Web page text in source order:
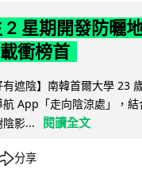
2 星期開發防曬
衝榜首
有遮陰】南韓首爾大學 23
航 App「走向陰涼處」，
陰影...
閱讀全文
分享